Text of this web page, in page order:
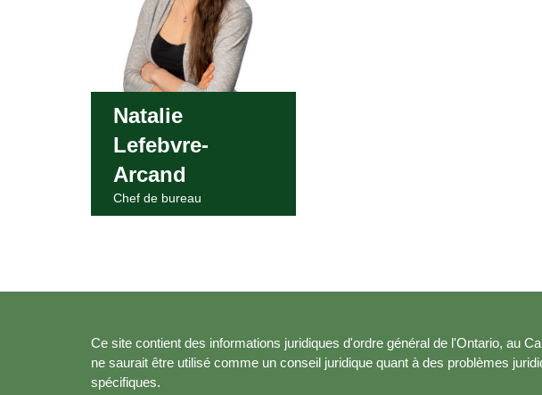
Natalie
Lefebvre-
Arcand
Chef de bureau
Ce site contient des informations juridiques d'ordre général de l'Ontario, au
ne saurait être utilisé comme un conseil juridique quant à des problèmes
spécifiques.